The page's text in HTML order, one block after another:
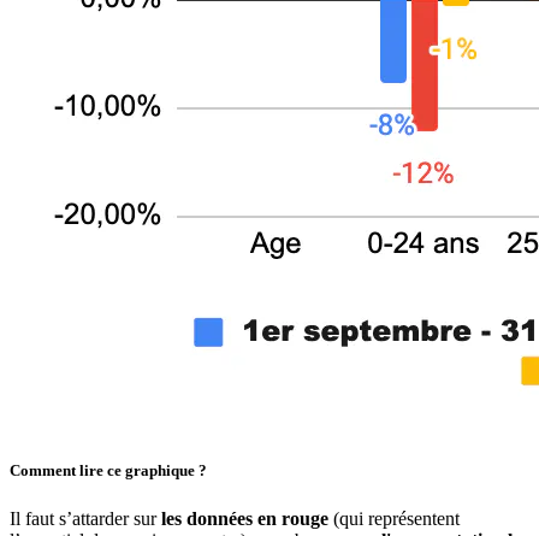
Comment lire ce graphique ?
Il faut s’attarder surles données en rouge (qui représentent